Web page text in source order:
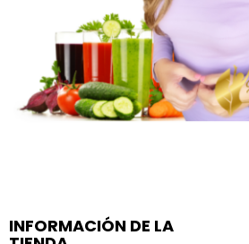
INFORMACIÓN DE LA